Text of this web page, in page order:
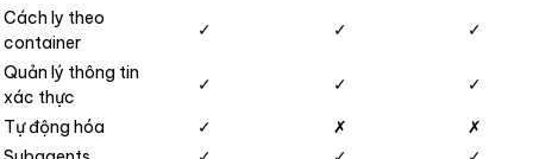
Cách ly theo
container
✓ ✓
✓
Quản lý thông tin
xác thực
✓ ✓
✓
Tự động hóa
✓ ✗
✗